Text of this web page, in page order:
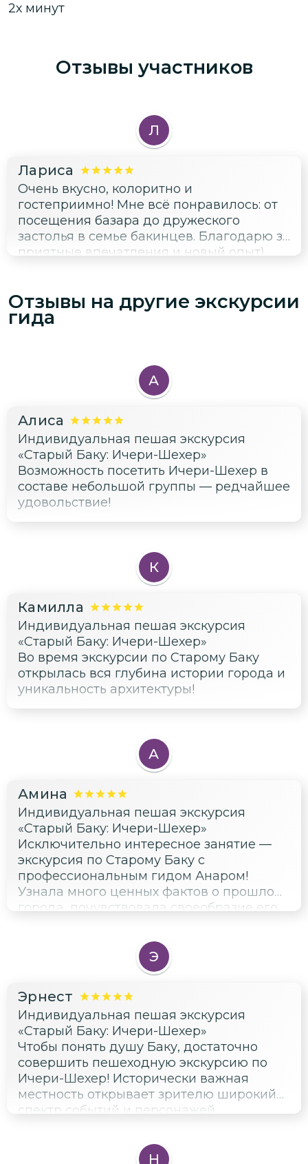
2х минут
Отзывы участников
Л
Лариса
Очень вкусно, колоритно и
гостеприимно! Мне всё понравилось: от
посещения базара до дружеского
застолья в семье бакинцев. Благодарю за
приятные впечатления и новый опыт)
Отзывы на другие экскурсии
гида
А
Алиса
Индивидуальная пешая экскурсия
«Старый Баку: Ичери-Шехер»
Возможность посетить Ичери-Шехер в
составе небольшой группы — редчайшее
удовольствие!
К
Камилла
Индивидуальная пешая экскурсия
«Старый Баку: Ичери-Шехер»
Во время экскурсии по Старому Баку
открылась вся глубина истории города и
уникальность архитектуры!
А
Амина
Индивидуальная пешая экскурсия
«Старый Баку: Ичери-Шехер»
Исключительно интересное занятие —
экскурсия по Старому Баку с
профессиональным гидом Анаром!
Узнала много ценных фактов о прошлом
города, почувствовала своеобразие его
любимых советских фильмов.
Э
Эрнест
Индивидуальная пешая экскурсия
«Старый Баку: Ичери-Шехер»
Чтобы понять душу Баку, достаточно
совершить пешеходную экскурсию по
Ичери-Шехер! Исторически важная
местность открывает зрителю широкий
спектр событий и персонажей,
современного города. Услышал свежие
подробности о местах съемок советских
Н